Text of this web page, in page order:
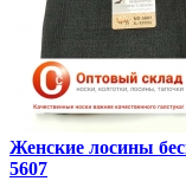
Женские лосины
5607